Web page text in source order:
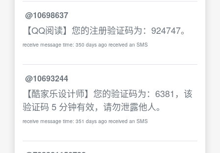
@10698637
【QQ阅读】您的注册验证码为：924747。
receive message time: 350 days ago received an SMS
@10693244
【酷家乐设计师】您的验证码为：6381，该
验证码 5 分钟有效，请勿泄露他人。
receive message time: 351 days ago received an SMS